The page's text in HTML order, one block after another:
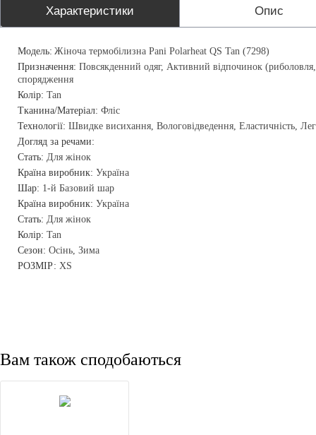
Характеристики Опис
Модель: Жіноча термобілизна Pani Polarheat QS Tan (7298)
Призначення: Повсякденний одяг, Активний відпочинок
спорядження
Колір: Tan
Тканина/Матеріал: Фліс
Технології: Швидке висихання, Вологовідведення, Еластичність,
Догляд за речами:
Стать: Для жінок
Країна виробник: Україна
Шар: 1-й Базовий шар
Країна виробник: Україна
Стать: Для жінок
Колір: Tan
Сезон: Осінь, Зима
РОЗМІР: XS
Вам також сподобаються